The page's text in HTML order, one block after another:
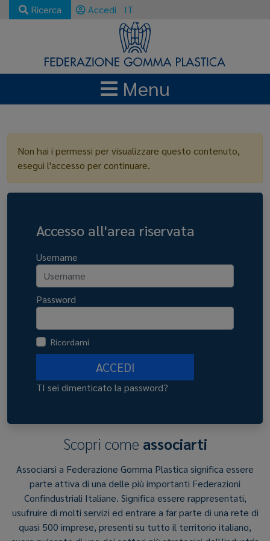
Ricerca Accedi IT
Menu
Non hai i permessi per visualizzare questo contenuto,
esegui l'accesso per continuare.
Accesso all'area riservata
Username
Password
Ricordami
ACCEDI
TI sei dimenticato la password?
Scopri come associarti
Associarsi a Federazione Gomma Plastica significa essere
parte attiva di una delle più importanti Federazioni
Confindustriali Italiane. Significa essere rappresentati,
usufruire di molti servizi ed entrare a far parte di una rete di
quasi 500 imprese, presenti su tutto il territorio italiano,